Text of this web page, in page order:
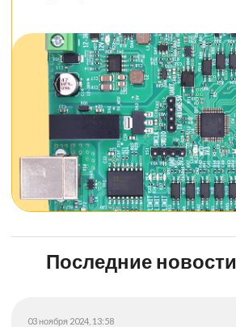
Последние новости
03 ноября 2024, 13:58